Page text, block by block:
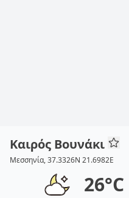
Καιρός Βουνάκι
Μεσσηνία, 37.3326N 21.6982E
26°C